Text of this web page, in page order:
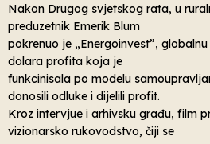
Nakon Drugog svjetskog rata, u
preduzetnik Emerik Blum
pokrenuo je „Energoinvest”,
dolara profita koja je
funkcinisala po modelu
donosili odluke i dijelili profit.
Kroz intervjue i arhivsku građu, film
vizionarsko rukovodstvo, čiji se